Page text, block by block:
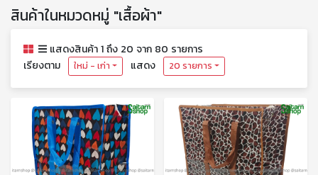
สินค้าในหมวดหมู่ "เสื้อผ้า"
แสดงสินค้า 1 ถึง 20 จาก 80 รายการ
เรียงตาม
ใหม่ - เก่า แสดง 20 รายการ